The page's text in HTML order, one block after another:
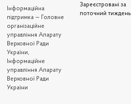
Iнформаційна
підтримка — Головне
організаційне
управління Апарату
Верховної Ради
України,
Інформаційне
управління Апарату
Верховної Ради
України
Зареєстровані за
поточний тиждень